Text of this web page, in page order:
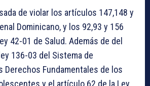
de violar los artículos 147,148 y
Dominicano, y los 92,93 y 156
42-01 de Salud. Además de del
136-03 del Sistema de
Derechos Fundamentales de los
y el artículo 62 de la Ley